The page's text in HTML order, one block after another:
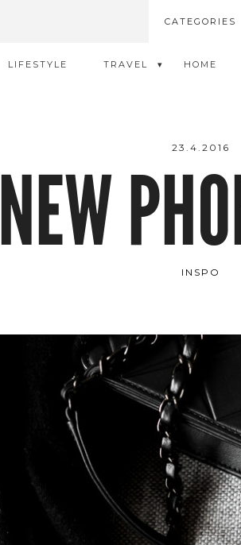
CATEGORIES
LIFESTYLE TRAVEL HOME
23.4.2016
NEW
INSPO